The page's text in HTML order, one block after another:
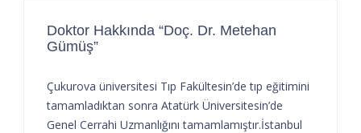
Doktor Hakkında “Doç. Dr. Metehan
Gümüş”
Çukurova üniversitesi Tıp Fakültesin’de tıp eğitimini
tamamladıktan sonra Atatürk Üniversitesin’de
Genel Cerrahi Uzmanlığını tamamlamıştır.İstanbul